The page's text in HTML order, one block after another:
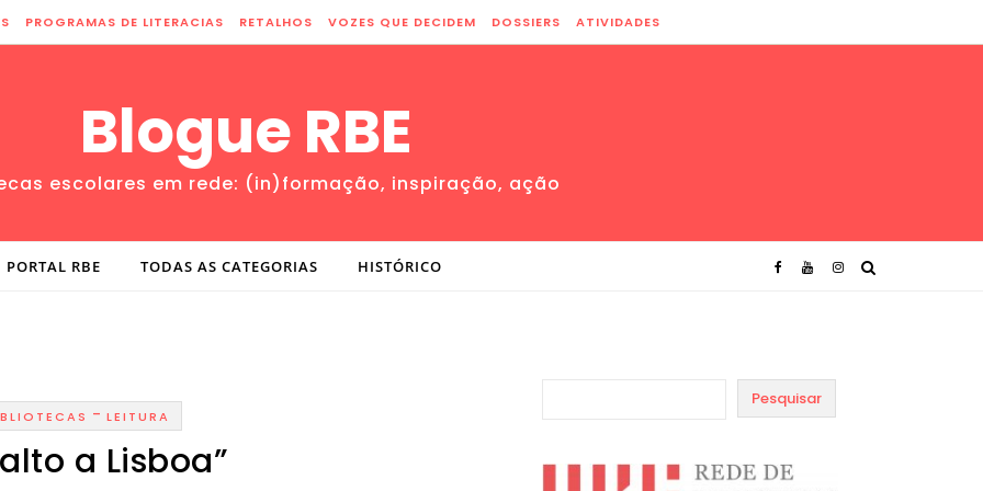
PROGRAMAS DE LITERACIAS RETALHOS VOZES QUE DECIDEM DOSSIERS ATIVIDADES
Blogue RBE
escolares em rede: (in)formação, inspiração, ação
PORTAL RBE TODAS AS CATEGORIAS HISTÓRICO
- LEITURA
a Lisboa”
Pesquisar